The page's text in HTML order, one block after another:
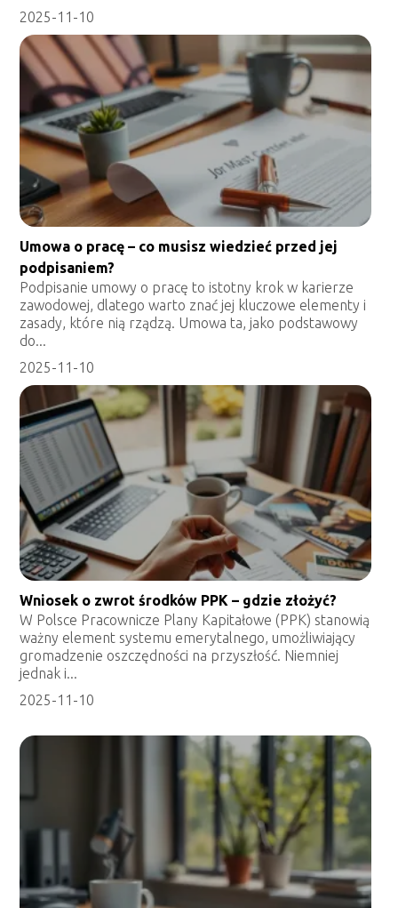
2025-11-10
Umowa o pracę – co musisz wiedzieć przed jej
podpisaniem?
Podpisanie umowy o pracę to istotny krok w karierze
zawodowej, dlatego warto znać jej kluczowe elementy i
zasady, które nią rządzą. Umowa ta, jako podstawowy
do...
2025-11-10
Wniosek o zwrot środków PPK – gdzie złożyć?
W Polsce Pracownicze Plany Kapitałowe (PPK) stanowią
ważny element systemu emerytalnego, umożliwiający
gromadzenie oszczędności na przyszłość. Niemniej
jednak i...
2025-11-10